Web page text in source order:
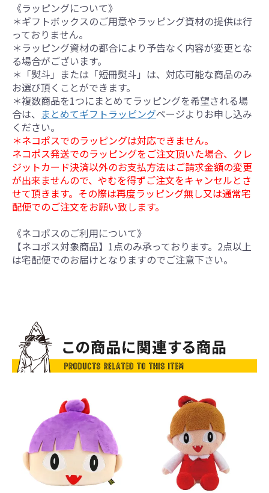
《ラッピングについて》
＊ギフトボックスのご用意やラッピング資材の提供は行
っておりません。
＊ラッピング資材の都合により予告なく内容が変更とな
る場合がございます。
＊「熨斗」または「短冊熨斗」は、対応可能な商品のみ
お選び頂くことができます。
＊複数商品を1つにまとめてラッピングを希望される場
合は、 まとめてギフトラッピングページよりお申し込み
ください。
＊ネコポスでのラッピングは対応できません。
ネコポス発送でのラッピングをご注文頂いた場合、クレ
ジットカード決済以外のお支払方法はご請求金額の変更
が出来ませんので、やむを得ずご注文をキャンセルとさ
せて頂きます。その際は再度ラッピング無し又は通常宅
配便でのご注文をお願い致します。
《ネコポスのご利用について》
【ネコポス対象商品】1点のみ承っております。2点以上
は宅配便でのお届けとなりますのでご注意下さい。